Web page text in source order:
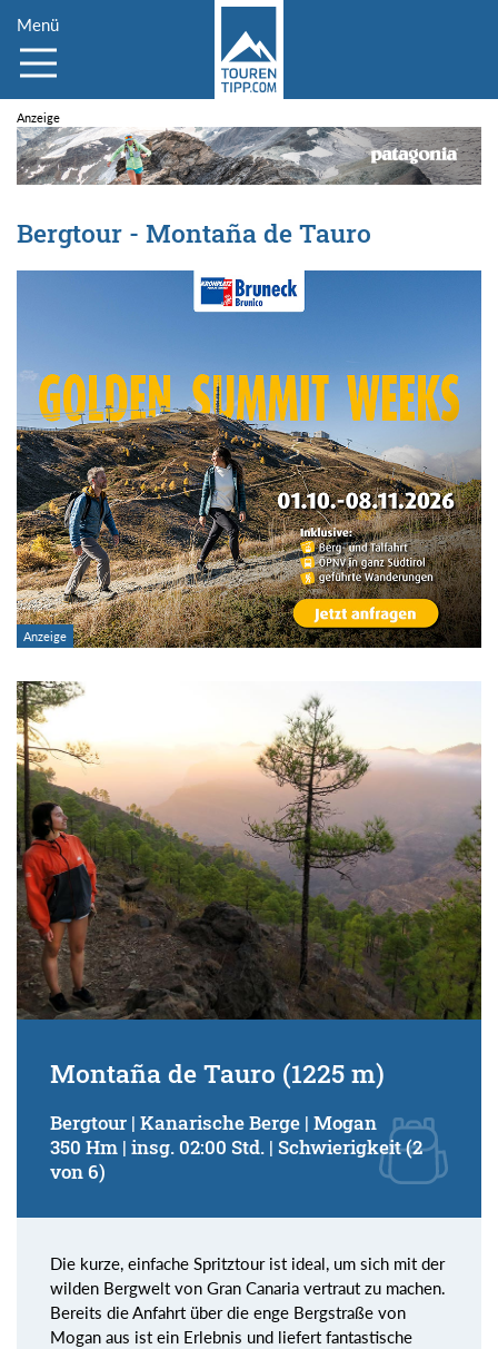
Menü
Bergtour - Montaña de Tauro
Montaña de Tauro (1225 m)
Bergtour | Kanarische Berge | Mogan
350 Hm | insg. 02:00 Std. | Schwierigkeit (2
von 6)
Die kurze, einfache Spritztour ist ideal, um sich mit der
wilden Bergwelt von Gran Canaria vertraut zu machen.
Bereits die Anfahrt über die enge Bergstraße von
Mogan aus ist ein Erlebnis und liefert fantastische